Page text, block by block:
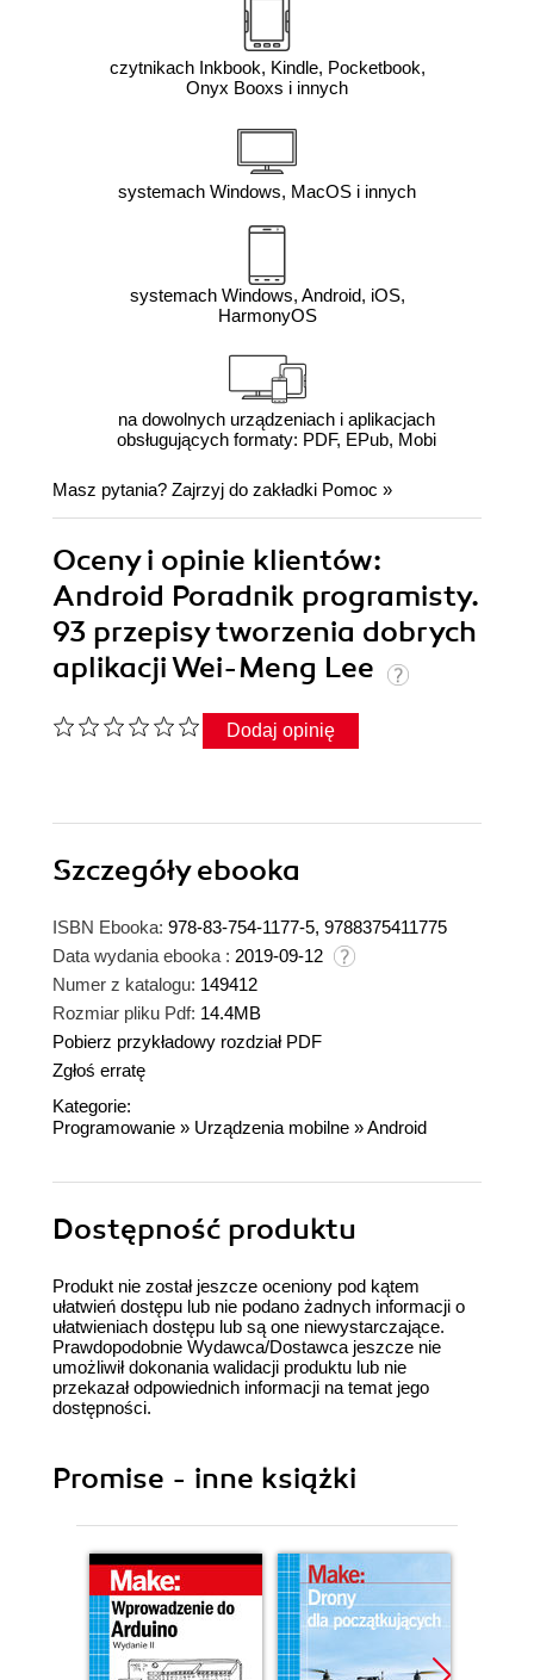
czytnikach Inkbook, Kindle, Pocketbook,
Onyx Booxs i innych
systemach Windows, MacOS i innych
systemach Windows, Android, iOS,
HarmonyOS
na dowolnych urządzeniach i aplikacjach
obsługujących formaty: PDF, EPub, Mobi
Masz pytania? Zajrzyj do zakładki Pomoc »
Oceny i opinie klientów:
Android Poradnik programisty.
93 przepisy tworzenia dobrych
aplikacji Wei-Meng Lee
Dodaj opinię
Szczegółyebooka
ISBN Ebooka: 978-83-754-1177-5, 9788375411775
Data wydania ebooka : 2019-09-12
Numer z katalogu: 149412
Rozmiar pliku Pdf: 14.4MB
Pobierz przykładowy rozdział PDF
Zgłoś erratę
Kategorie:
Programowanie » Urządzenia mobilne »Android
Dostępność produktu
Produkt nie został jeszcze oceniony pod kątem
ułatwień dostępu lub nie podano żadnych informacji o
ułatwieniach dostępu lub są one niewystarczające.
Prawdopodobnie Wydawca/Dostawca jeszcze nie
umożliwił dokonania walidacji produktu lub nie
przekazał odpowiednich informacji na temat jego
dostępności.
Promise - inne książki